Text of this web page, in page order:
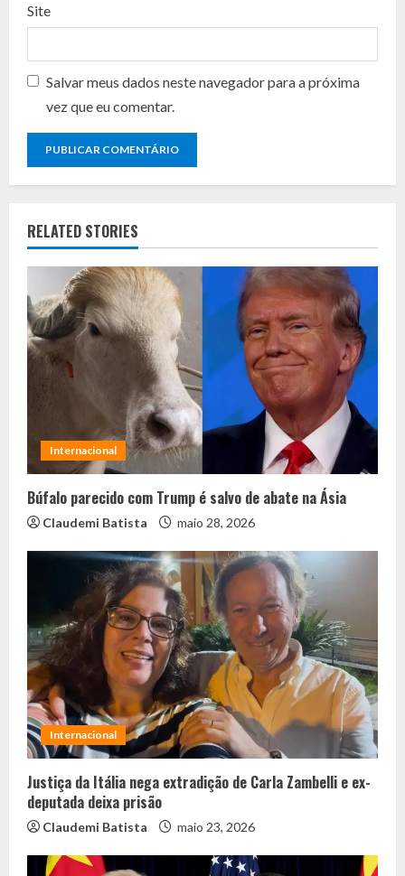
Site
Salvar meus dados neste navegador para a próxima
vez que eu comentar.
RELATED STORIES
Internacional
Búfalo parecido com Trump é salvo de abate na Ásia
Claudemi Batista maio 28, 2026
Internacional
Justiça da Itália nega extradição de Carla Zambelli e ex-
deputada deixa prisão
Claudemi Batista maio 23, 2026